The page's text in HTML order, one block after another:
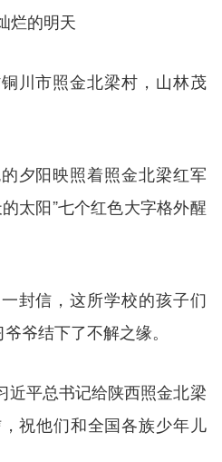
烂的明天
川市照金北梁村，山林茂
夕阳映照着照金北梁红军
太阳”七个红色大字格外醒
封信，这所学校的孩子们
爷结下了不解之缘。
近平总书记给陕西照金北梁
祝他们和全国各族少年儿